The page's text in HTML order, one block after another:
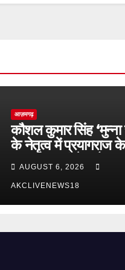
आज़मगढ़
कौशल कुमार सिंह ‘मुन्ना
के नेतृत्व में प्रयागराज
आजमगढ़ कांग्रेस तैयार,
की गूंज’ कार्यक्रम में
छात्र होंगे शामिल
AUGUST 6, 2026
AKCLIVENEWS18